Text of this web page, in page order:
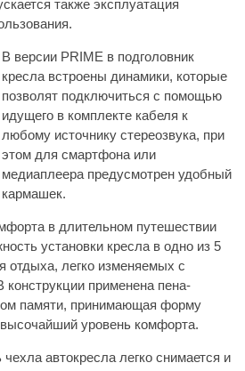
также эксплуатация
В версии PRIME в подголовник
кресла встроены динамики, которые
позволят подключиться с помощью
идущего в комплекте кабеля к
любому источнику стереозвука, при
этом для смартфона или
медиаплеера предусмотрен удобный
кармашек.
в длительном путешествии
установки кресла в одно из 5
отдыха, легко изменяемых с
применена пена-
памяти, принимающая форму
уровень комфорта.
чехла автокресла легко снимается и